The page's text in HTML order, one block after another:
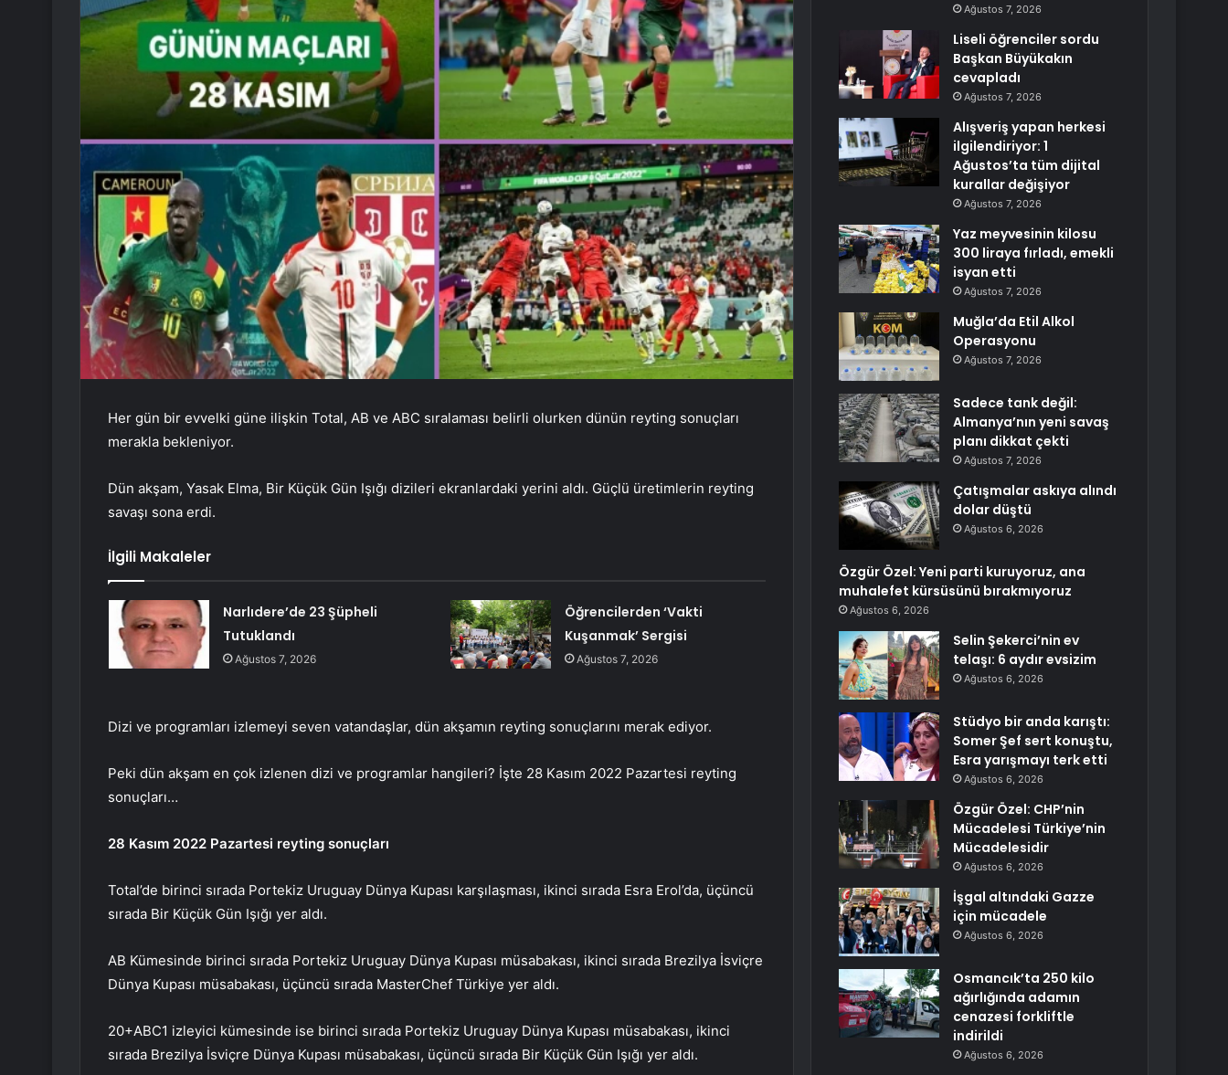
Her gün bir evvelki güne ilişkin Total, AB ve ABC sıralaması belirli olurken dünün reyting sonuçları
merakla bekleniyor.
Dün akşam, Yasak Elma, Bir Küçük Gün Işığı dizileri ekranlardaki yerini aldı. Güçlü üretimlerin reyting
savaşı sona erdi.
İlgili Makaleler
Narlıdere’de 23 Şüpheli
Tutuklandı
Ağustos 7, 2026
Öğrencilerden ‘Vakti
Kuşanmak’ Sergisi
Ağustos 7, 2026
Dizi ve programları izlemeyi seven vatandaşlar, dün akşamın reyting sonuçlarını merak ediyor.
Peki dün akşam en çok izlenen dizi ve programlar hangileri? İşte 28 Kasım 2022 Pazartesi reyting
sonuçları…
28 Kasım 2022 Pazartesi reyting sonuçları
Total’de birinci sırada Portekiz Uruguay Dünya Kupası karşılaşması, ikinci sırada Esra Erol’da, üçüncü
sırada Bir Küçük Gün Işığı yer aldı.
AB Kümesinde birinci sırada Portekiz Uruguay Dünya Kupası müsabakası, ikinci sırada Brezilya İsviçre
Dünya Kupası müsabakası, üçüncü sırada MasterChef Türkiye yer aldı.
20+ABC1 izleyici kümesinde ise birinci sırada Portekiz Uruguay Dünya Kupası müsabakası, ikinci
sırada Brezilya İsviçre Dünya Kupası müsabakası, üçüncü sırada Bir Küçük Gün Işığı yer aldı.
Ağustos 7, 2026
Liseli öğrenciler sordu
Başkan Büyükakın
cevapladı
Ağustos 7, 2026
Alışveriş yapan herkesi
ilgilendiriyor: 1
Ağustos’ta tüm dijital
kurallar değişiyor
Ağustos 7, 2026
Yaz meyvesinin kilosu
300 liraya fırladı, emekli
isyan etti
Ağustos 7, 2026
Muğla’da Etil Alkol
Operasyonu
Ağustos 7, 2026
Sadece tank değil:
Almanya’nın yeni savaş
planı dikkat çekti
Ağustos 7, 2026
Çatışmalar askıya alındı
dolar düştü
Ağustos 6, 2026
Özgür Özel: Yeni parti kuruyoruz, ana
muhalefet kürsüsünü bırakmıyoruz
Ağustos 6, 2026
Selin Şekerci’nin ev
telaşı: 6 aydır evsizim
Ağustos 6, 2026
Stüdyo bir anda karıştı:
Somer Şef sert konuştu,
Esra yarışmayı terk etti
Ağustos 6, 2026
Özgür Özel: CHP’nin
Mücadelesi Türkiye’nin
Mücadelesidir
Ağustos 6, 2026
İşgal altındaki Gazze
için mücadele
Ağustos 6, 2026
Osmancık’ta 250 kilo
ağırlığında adamın
cenazesi forkliftle
indirildi
Ağustos 6, 2026